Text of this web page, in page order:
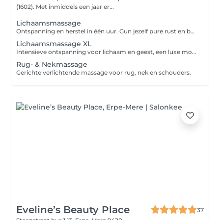
(1602). Met inmiddels een jaar er...
Lichaamsmassage
Ontspanning en herstel in één uur. Gun jezelf pure rust en balans.
Lichaamsmassage XL
Intensieve ontspanning voor lichaam en geest, een luxe moment voor jezelf.
Rug- & Nekmassage
Gerichte verlichtende massage voor rug, nek en schouders.
Eveline’s Beauty Place
37